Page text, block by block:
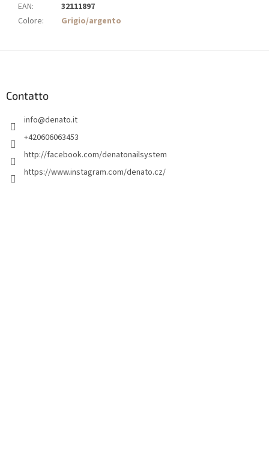
EAN:
32111897
Colore: Grigio/argento
Contatto
info@denato.it
+420606063453
http://facebook.com/denatonailsystem
https://www.instagram.com/denato.cz/